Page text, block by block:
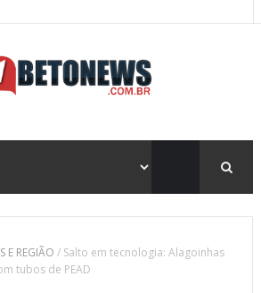
E REGIÃO / Salto em tecnologia: Alagoinhas
tubos de PEAD